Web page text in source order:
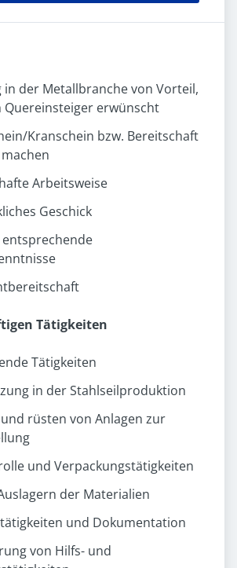
in der Metallbranche von Vorteil,
Quereinsteiger erwünscht
Kranschein bzw. Bereitschaft
Arbeitsweise
Geschick
entsprechende
Tätigkeiten
Tätigkeiten
in der Stahlseilproduktion
rüsten von Anlagen zur
und Verpackungstätigkeiten
der Materialien
und Dokumentation
von Hilfs- und